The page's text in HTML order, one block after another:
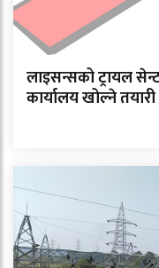
लाइसन्सको ट्रायल
कार्यालय खोल्ने तयारी